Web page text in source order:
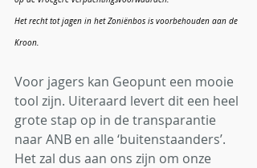
Het recht tot jagen in het Zoniënbos is voorbehouden aan de
Kroon.
Voor jagers kan Geopunt een mooie
tool zijn. Uiteraard levert dit een heel
grote stap op in de transparantie
naar ANB en alle ‘buitenstaanders’.
Het zal dus aan ons zijn om onze